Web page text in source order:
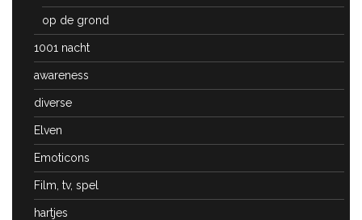
op de grond
1001 nacht
awareness
diverse
Elven
Emoticons
Film, tv, spel
hartjes